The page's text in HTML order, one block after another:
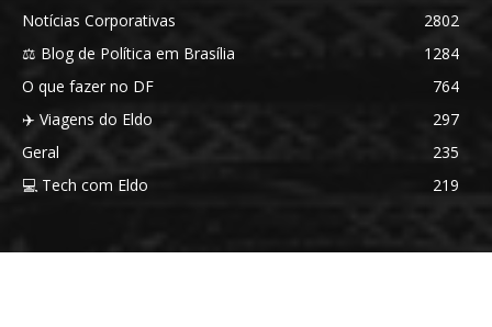
Notícias Corporativas
2802
⚖️ Blog de Política em Brasília
1284
O que fazer no DF
764
✈️ Viagens do Eldo
297
Geral
235
💻 Tech com Eldo
219